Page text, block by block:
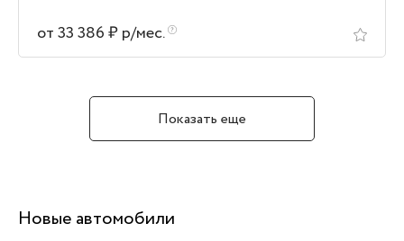
от 33 386 ₽ р/мес.
Показать еще
Новые автомобили